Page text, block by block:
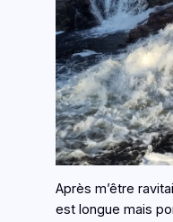
Après m’être
est longue mais